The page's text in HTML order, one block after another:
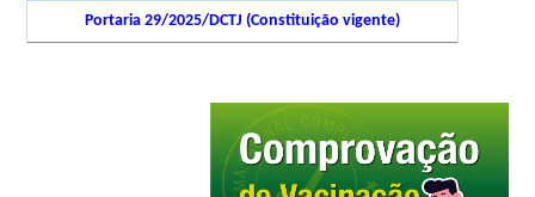
Portaria 29/2025/DCTJ (Constituição vigente)